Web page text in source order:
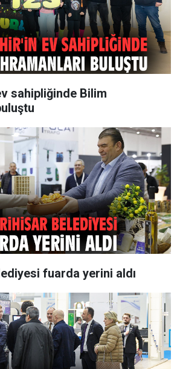
sahipliğinde Bilim
fuarda yerini aldı